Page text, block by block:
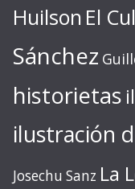
Huilson El
Sánchez
historietas
ilustración
Josechu Sanz La